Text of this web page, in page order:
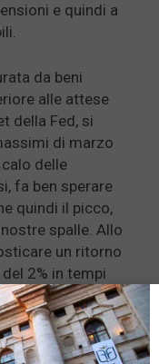
e quindi a
da beni
alle attese
della Fed, si
di marzo
delle
fa ben sperare
quindi il picco,
spalle. Allo
un ritorno
2% in tempi
dalla Cina sul
nuovi
ripercussioni
ancora